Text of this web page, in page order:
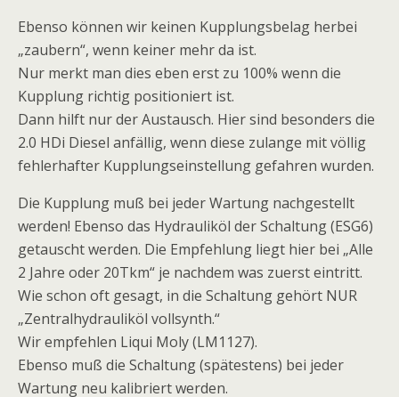
Ebenso können wir keinen Kupplungsbelag herbei
„zaubern“, wenn keiner mehr da ist.
Nur merkt man dies eben erst zu 100% wenn die
Kupplung richtig positioniert ist.
Dann hilft nur der Austausch. Hier sind besonders die
2.0 HDi Diesel anfällig, wenn diese zulange mit völlig
fehlerhafter Kupplungseinstellung gefahren wurden.
Die Kupplung muß bei jeder Wartung nachgestellt
werden! Ebenso das Hydrauliköl der Schaltung (ESG6)
getauscht werden. Die Empfehlung liegt hier bei „Alle
2 Jahre oder 20Tkm“ je nachdem was zuerst eintritt.
Wie schon oft gesagt, in die Schaltung gehört NUR
„Zentralhydrauliköl vollsynth.“
Wir empfehlen Liqui Moly (LM1127).
Ebenso muß die Schaltung (spätestens) bei jeder
Wartung neu kalibriert werden.